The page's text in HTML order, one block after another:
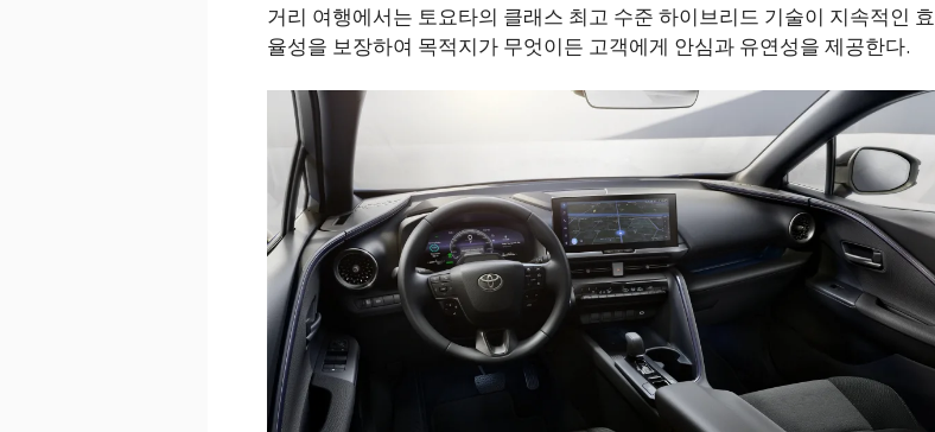
거리 여행에서는 토요타의 클래스 최고 수준 하이브리드 기술이 지속적인 효
율성을 보장하여 목적지가 무엇이든 고객에게 안심과 유연성을 제공한다.